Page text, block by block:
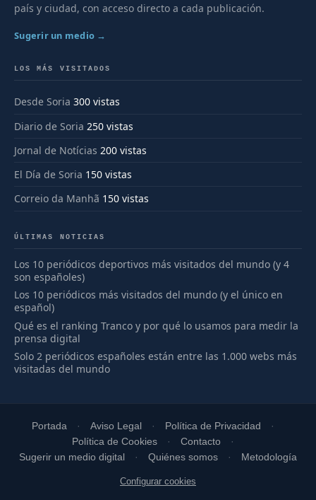
país y ciudad, con acceso directo a cada publicación.
Sugerir un medio →
LOS MÁS VISITADOS
Desde Soria 300 vistas
Diario de Soria 250 vistas
Jornal de Notícias 200 vistas
El Día de Soria 150 vistas
Correio da Manhã 150 vistas
ÚLTIMAS NOTICIAS
Los 10 periódicos deportivos más visitados del mundo (y 4
son españoles)
Los 10 periódicos más visitados del mundo (y el único en
español)
Qué es el ranking Tranco y por qué lo usamos para medir la
prensa digital
Solo 2 periódicos españoles están entre las 1.000 webs más
visitadas del mundo
Portada Aviso Legal
Política de Privacidad
Política de Cookies
Contacto
Sugerir un medio digital
Quiénes somos Metodología
Configurar cookies